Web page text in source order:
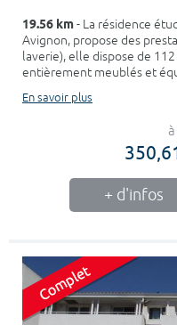
19.56 km- La résidence
Avignon, propose des
laverie), elle dispose de
entièrement meublés et
En savoir plus
+ d'infos